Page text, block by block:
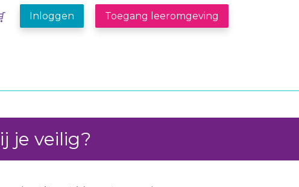
Inloggen Toegang leeromgeving
je veilig?